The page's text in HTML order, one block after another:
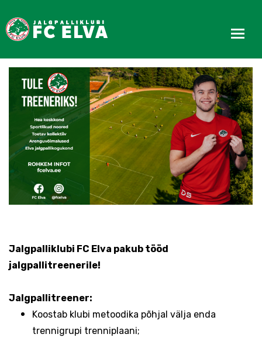
Tule treeneriks!
Jalgpalliklubi FC Elva pakub tööd
jalgpallitreenerile!
Jalgpallitreener:
Koostab klubi metoodika põhjal välja enda
trennigrupi trenniplaani;